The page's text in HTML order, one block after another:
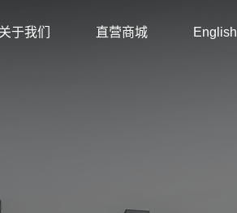
于我们 直营商城 English